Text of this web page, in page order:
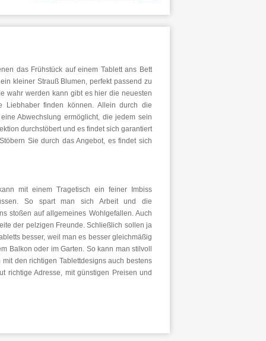
das Frühstück auf einem Tablett ans Bett
kleiner Strauß Blumen, perfekt passend zu
wahr werden kann gibt es hier die neuesten
Liebhaber finden können. Allein durch die
Abwechslung ermöglicht, die jedem sein
durchstöbert und es findet sich garantiert
Sie durch das Angebot, es findet sich
mit einem Tragetisch ein feiner Imbiss
So spart man sich Arbeit und die
stoßen auf allgemeines Wohlgefallen. Auch
der pelzigen Freunde. Schließlich sollen ja
besser, weil man es besser gleichmäßig
Balkon oder im Garten. So kann man stilvoll
den richtigen Tablettdesigns auch bestens
richtige Adresse, mit günstigen Preisen und